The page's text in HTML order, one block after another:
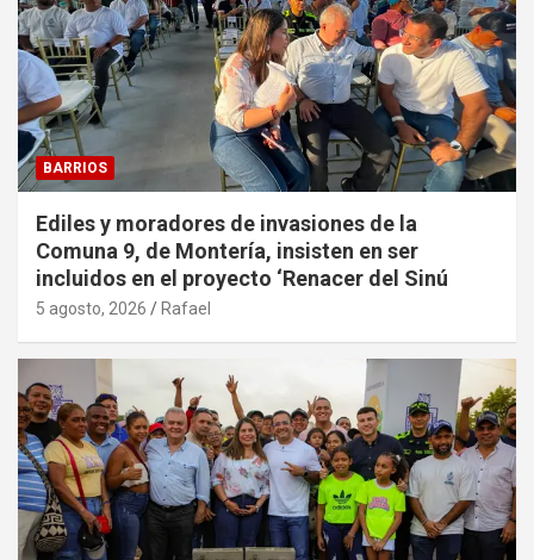
BARRIOS
Ediles y moradores de invasiones de la
Comuna 9, de Montería, insisten en ser
incluidos en el proyecto ‘Renacer del Sinú
5 agosto, 2026 Rafael